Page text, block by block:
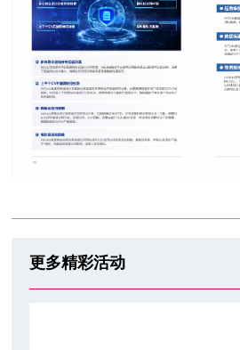
更多精彩活动